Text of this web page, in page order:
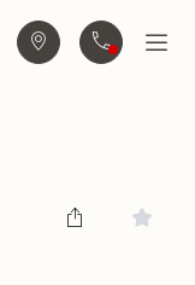
Trova agenziaContattaciApri